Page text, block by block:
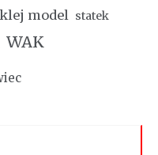
model statek
WAK